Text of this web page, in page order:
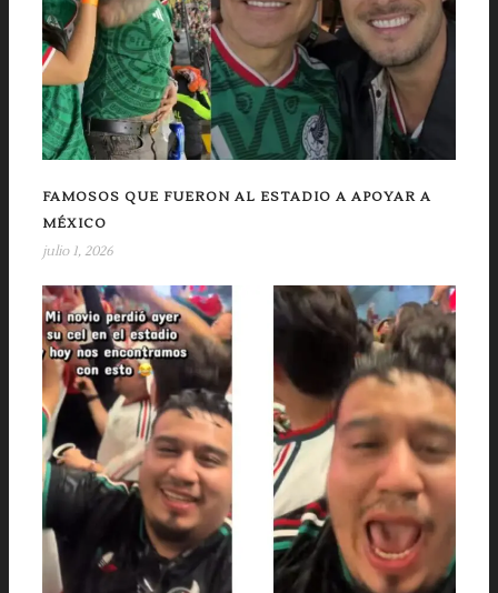
FAMOSOS QUE FUERON AL ESTADIO A APOYAR A
MÉXICO
julio 1, 2026